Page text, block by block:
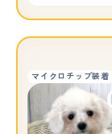
マイクロチップ装着